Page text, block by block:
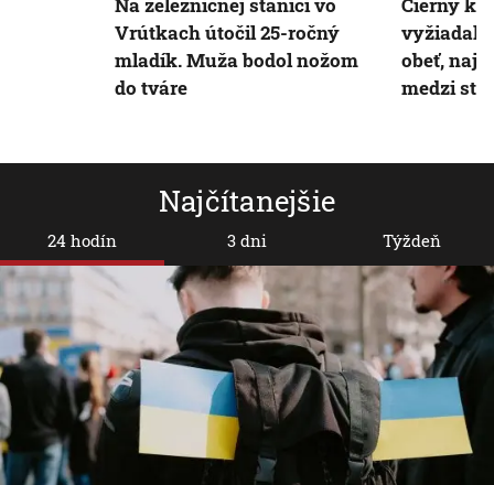
Najčítanejšie
24 hodín 3 dni Týždeň
Vrútkach útočil 25-ročný
mladík. Muža bodol nožom
do tváre
vyžiadal
obeť,
medzi